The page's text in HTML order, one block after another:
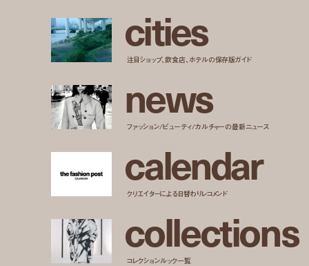
cities
注目ショップ、飲食店、ホテルの保存版ガイド
news
ファッション/ビューティ/カルチャーの最新ニュース
calendar
クリエイターによる日替わりレコメンド
collections
コレクションルック一覧